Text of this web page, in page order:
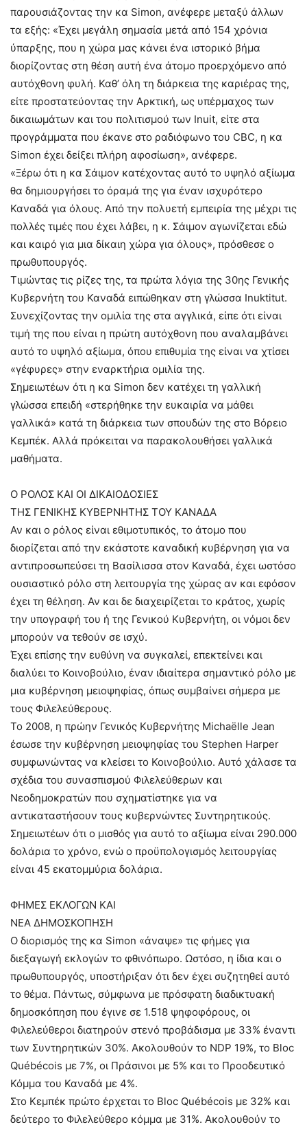
παρουσιάζοντας την κα Simon, ανέφερε μεταξύ άλλων
τα εξής: «Έχει μεγάλη σημασία μετά από 154 χρόνια
ύπαρξης, που η χώρα μας κάνει ένα ιστορικό βήμα
διορίζοντας στη θέση αυτή ένα άτομο προερχόμενο από
αυτόχθονη φυλή. Καθ’ όλη τη διάρκεια της καριέρας της,
είτε προστατεύοντας την Αρκτική, ως υπέρμαχος των
δικαιωμάτων και του πολιτισμού των Inuit, είτε στα
προγράμματα που έκανε στο ραδιόφωνο του CBC, η κα
Simon έχει δείξει πλήρη αφοσίωση», ανέφερε.
«Ξέρω ότι η κα Σάιμον κατέχοντας αυτό το υψηλό αξίωμα
θα δημιουργήσει το όραμά της για έναν ισχυρότερο
Καναδά για όλους. Από την πολυετή εμπειρία της μέχρι τις
πολλές τιμές που έχει λάβει, η κ. Σάιμον αγωνίζεται εδώ
και καιρό για μια δίκαιη χώρα για όλους», πρόσθεσε ο
πρωθυπουργός.
Τιμώντας τις ρίζες της, τα πρώτα λόγια της 30ης Γενικής
Κυβερνήτη του Καναδά ειπώθηκαν στη γλώσσα Inuktitut.
Συνεχίζοντας την ομιλία της στα αγγλικά, είπε ότι είναι
τιμή της που είναι η πρώτη αυτόχθονη που αναλαμβάνει
αυτό το υψηλό αξίωμα, όπου επιθυμία της είναι να χτίσει
«γέφυρες» στην εναρκτήρια ομιλία της.
Σημειωτέων ότι η κα Simon δεν κατέχει τη γαλλική
γλώσσα επειδή «στερήθηκε την ευκαιρία να μάθει
γαλλικά» κατά τη διάρκεια των σπουδών της στο Βόρειο
Κεμπέκ. Αλλά πρόκειται να παρακολουθήσει γαλλικά
μαθήματα.
Ο ΡΟΛΟΣ ΚΑΙ ΟΙ ΔΙΚΑΙΟΔΟΣΙΕΣ
ΤΗΣ ΓΕΝΙΚΗΣ ΚΥΒΕΡΝΗΤΗΣ ΤΟΥ ΚΑΝΑΔΑ
Αν και ο ρόλος είναι εθιμοτυπικός, το άτομο που
διορίζεται από την εκάστοτε καναδική κυβέρνηση για να
αντιπροσωπεύσει τη Βασίλισσα στον Καναδά, έχει ωστόσο
ουσιαστικό ρόλο στη λειτουργία της χώρας αν και εφόσον
έχει τη θέληση. Αν και δε διαχειρίζεται το κράτος, χωρίς
την υπογραφή του ή της Γενικού Κυβερνήτη, οι νόμοι δεν
μπορούν να τεθούν σε ισχύ.
Έχει επίσης την ευθύνη να συγκαλεί, επεκτείνει και
διαλύει το Κοινοβούλιο, έναν ιδιαίτερα σημαντικό ρόλο με
μια κυβέρνηση μειοψηφίας, όπως συμβαίνει σήμερα με
τους Φιλελεύθερους.
Το 2008, η πρώην Γενικός Κυβερνήτης Michaëlle Jean
έσωσε την κυβέρνηση μειοψηφίας του Stephen Harper
συμφωνώντας να κλείσει το Κοινοβούλιο. Αυτό χάλασε τα
σχέδια του συνασπισμού Φιλελεύθερων και
Νεοδημοκρατών που σχηματίστηκε για να
αντικαταστήσουν τους κυβερνώντες Συντηρητικούς.
Σημειωτέων ότι ο μισθός για αυτό το αξίωμα είναι 290.000
δολάρια το χρόνο, ενώ ο προϋπολογισμός λειτουργίας
είναι 45 εκατομμύρια δολάρια.
ΦΗΜΕΣ ΕΚΛΟΓΩΝ ΚΑΙ
ΝΕΑ ΔΗΜΟΣΚΟΠΗΣΗ
Ο διορισμός της κα Simon «άναψε» τις φήμες για
διεξαγωγή εκλογών το φθινόπωρο. Ωστόσο, η ίδια και ο
πρωθυπουργός, υποστήριξαν ότι δεν έχει συζητηθεί αυτό
το θέμα. Πάντως, σύμφωνα με πρόσφατη διαδικτυακή
δημοσκόπηση που έγινε σε 1.518 ψηφοφόρους, οι
Φιλελεύθεροι διατηρούν στενό προβάδισμα με 33% έναντι
των Συντηρητικών 30%. Ακολουθούν το NDP 19%, το Bloc
Québécois με 7%, οι Πράσινοι με 5% και το Προοδευτικό
Κόμμα του Καναδά με 4%.
Στο Κεμπέκ πρώτο έρχεται το Bloc Québécois με 32% και
δεύτερο το Φιλελεύθερο κόμμα με 31%. Ακολουθούν το